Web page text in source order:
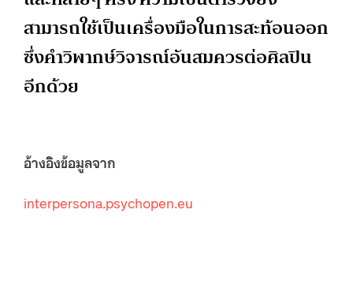
สามารถใช้เป็นเครื่องมือในการสะท้อนออก
ซึ่งคำวิพากษ์วิจารณ์อันสมควรต่อศิลปิน
อีกด้วย
อ้างอิงข้อมูลจาก
interpersona.psychopen.eu